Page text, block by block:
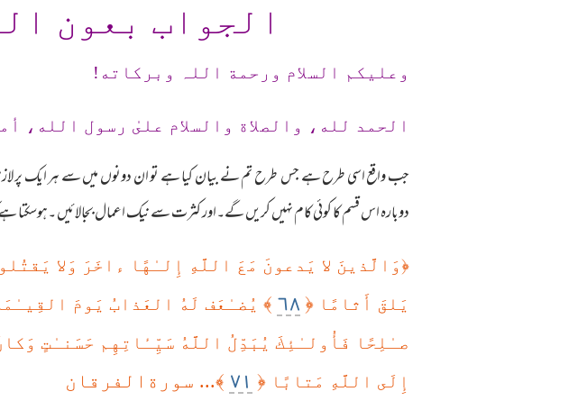
الجواب بعون
وعلیکم السلام ورحمة اللہ وبرکاته!
الحمد لله، والصلاة والسلام علىٰ رسول الله،
جب واقع اسی طرح ہے جس طرح تم نے بیان کیا ہے تو ان دونوں میں سے ہر ایک پر
دوبارہ اس قسم کا کوئی کام نہیں کریں گے۔اور کثرت سے نیک اعمال بجالائیں ۔ہوسکتا
﴿وَالَّذينَ لا يَدعونَ مَعَ اللَّهِ إِلـٰهًا ءاخَرَ وَلا
يَلقَ أَثامًا ﴿ ٦٨ ﴾ يُضـٰعَف لَهُ العَذابُ يَومَ
صـٰلِحًا فَأُولـٰئِكَ يُبَدِّلُ اللَّهُ سَيِّـٔاتِهِم حَسَنـٰتٍ
إِلَى اللَّهِ مَتابًا ﴿ ٧١ ﴾... سورةالفرقان